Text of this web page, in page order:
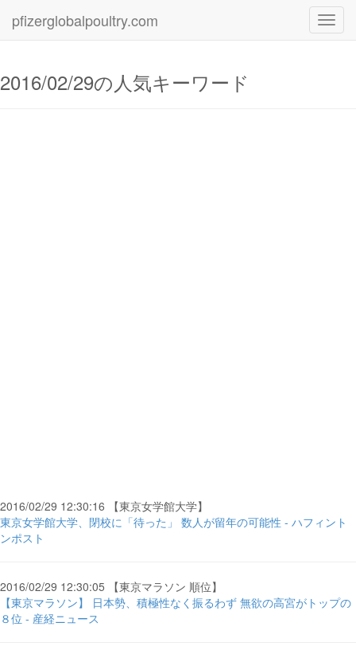
pfizerglobalpoultry.com
2016/02/29の人気キーワード
2016/02/29 12:30:16 【東京女学館大学】
東京女学館大学、閉校に「待った」 数人が留年の可能性 - ハフィント
ンポスト
2016/02/29 12:30:05 【東京マラソン 順位】
【東京マラソン】 日本勢、積極性なく振るわず 無欲の高宮がトップの
８位 - 産経ニュース